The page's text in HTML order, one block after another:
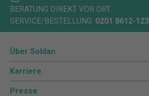
BERATUNG DIREKT VOR ORT
SERVICE/BESTELLUNG: 0201 8612-123
Über Soldan
Karriere
Presse